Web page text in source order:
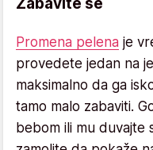
Promena pelena je
provedete jedan na
maksimalno da ga
tamo malo zabaviti.
bebom ili mu duvajte